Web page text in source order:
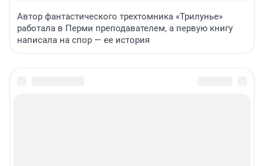
Автор фантастического трехтомника «Трилунье»
работала в Перми преподавателем, а первую книгу
написала на спор — ее история